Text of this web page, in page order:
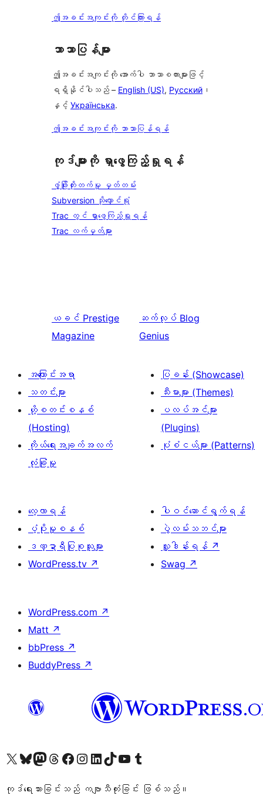
ဤအခင်းအကျင်းကို တိုင်ကြားရန်
ဘာသာပြန်များ
ဤအခင်းအကျင်းကို အောက်ပါ ဘာသာစကားများဖြင့်
ရရှိနိုင်ပါသည် – English (US), Русский ၊
နှင့် Українська.
ဤအခင်းအကျင်းကို ဘာသာပြန်ရန်
ကုဒ်များကို ရှာဖွေကြည့်ရှုရန်
ဖွံ့ဖြိုးတိုးတက်မှု မှတ်တမ်း
Subversion သိုလှောင်ရုံ
Trac တွင် ရှာဖွေကြည့်ရှုရန်
Trac လက်မှတ်များ
ယခင် Prestige
Magazine
ဆက်လုပ် Blog
Genius
အကြောင်းအရာ
သတင်းများ
ဟို့စတင်းစနစ်
(Hosting)
ကိုယ်ရေးအချက်အလက်
လုံခြုံမှု
ပြခန်း (Showcase)
သီးမားများ (Themes)
ပလပ်အင်များ
(Plugins)
ပုံစံငယ်များ (Patterns)
လေ့လာရန်
ပံ့ပိုးမှုစနစ်
ဒဏ္ဍာရီပြုစုသူများ
WordPress.tv ↗
ပါဝင်ဆောင်ရွက်ရန်
ပွဲလမ်းသဘင်များ
လှူဒါန်းရန် ↗
Swag ↗
WordPress.com ↗
Matt ↗
bbPress ↗
BuddyPress ↗
ကျွန်ုပ်တို့၏ X (ယခင် Twitter) အကောင့်သို့ သွားရောက်ကြည့်ရှုပါကျွန်ုပ်တို့၏ Bluesky အကောင့်သို့ ဝင်ရောက်ကြည့်ရှုရန်
ကျွန်ုပ်တို့၏ Mastodon အကောင့်သို့ သွားရောက်ကြည့်ရှုပါကျွန်ုပ်တို့၏ Threads အကောင့်သို့ ဝင်ရောက်ကြည့်ရှုရန်
ကျွန်ုပ်တို့၏ Facebook စာမျက်နှာသို့ သွားရောက်ကြည့်ရှုပါကျွန်ုပ်တို့၏ Instagram အကောင့်သို့ သွားရောက်ကြည့်ရှုပါ ကျွန်ုပ်တို့၏ LinkedIn အကောင့်သို့ သွားရောက်ကြည့်ရှုပါကျွန်ုပ်တို့၏ TikTok အကောင့်သို့ ဝင်ရောက်ကြည့်ရှုရန်
ကျွန်ုပ်တို့၏ YouTube ချန်နယ်သို့ သွားရောက်ကြည့်ရှုပါ ကျွန်ုပ်တို့၏ Tumblr အကောင့်သို့ ဝင်ရောက်ကြည့်ရှုရန်
ကုဒ်ရေးသားခြင်းသည် ကဗျာသီကုံးခြင်း ဖြစ်သည်။